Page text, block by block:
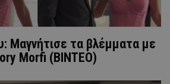
Μαγνήτισε τα βλέμματα με
Morfi (BINTEO)